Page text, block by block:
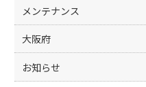
メンテナンス
大阪府
お知らせ